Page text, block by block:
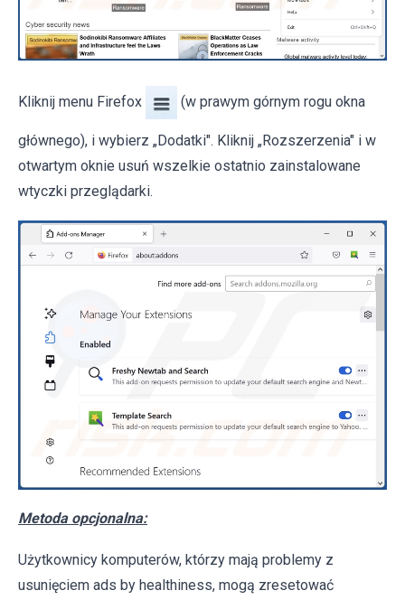
Kliknij menu Firefox (w prawym górnym rogu okna
głównego), i wybierz „Dodatki". Kliknij „Rozszerzenia" i w
otwartym oknie usuń wszelkie ostatnio zainstalowane
wtyczki przeglądarki.
Metoda opcjonalna:
Użytkownicy komputerów, którzy mają problemy z
usunięciem ads by healthiness, mogą zresetować